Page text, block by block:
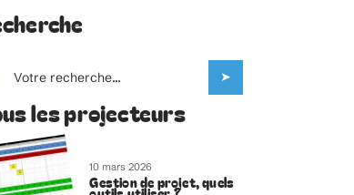
les projecteurs
10 mars 2026
Gestion de projet, quels